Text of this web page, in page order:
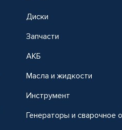
Диски
Запчасти
АКБ
Масла и жидкости
Инструмент
Генераторы и сварочное